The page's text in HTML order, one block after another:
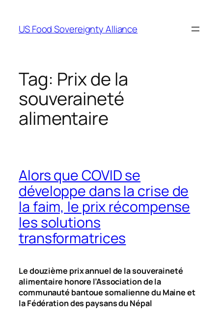
content
US Food Sovereignty Alliance
Tag: Prix de la
souveraineté
alimentaire
Alors que COVID se
développe dans la crise de
la faim, le prix récompense
les solutions
transformatrices
Le douzième prix annuel de la souveraineté
alimentaire honore l’Association de la
communauté bantoue somalienne du Maine et
la Fédération des paysans du Népal